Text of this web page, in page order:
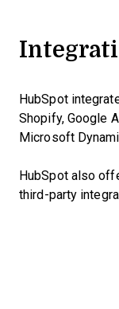
HubSpot
Shopify, Google
Microsoft
HubSpot also
third-party